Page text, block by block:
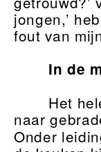
jongen,’
fout van
In de
Het
naar
Onder